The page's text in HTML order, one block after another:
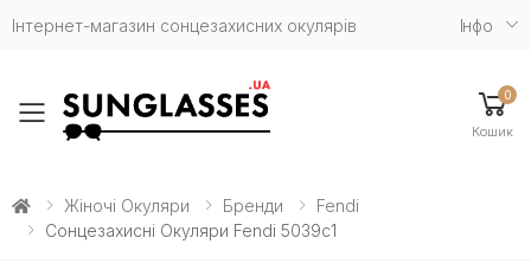
Інтернет-магазин сонцезахисних окулярів Iнфо
Toggle mobile menu
0
Кошик
Жіночі Окуляри Бренди
Fendi
Сонцезахисні Окуляри Fendi 5039с1